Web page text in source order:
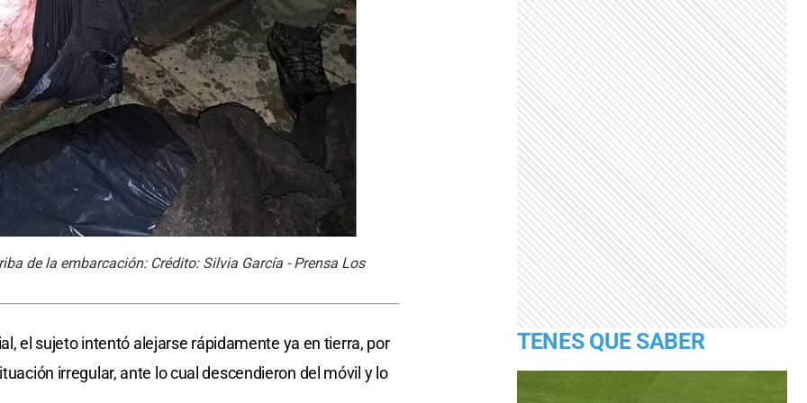
de la embarcación: Crédito: Silvia García - Prensa Los
el sujeto intentó alejarse rápidamente ya en tierra, por
irregular, ante lo cual descendieron del móvil y lo
TENES QUE SABER